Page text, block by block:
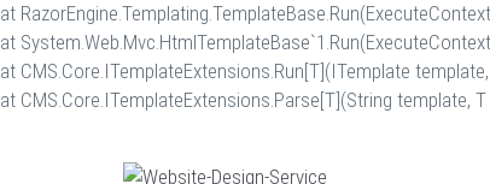
at
at
at CMS.Core.ITemplateExtensions.Run[T](ITemplate
at CMS.Core.ITemplateExtensions.Parse[T](String template,